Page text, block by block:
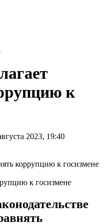
к
2023, 19:40
к госизмене